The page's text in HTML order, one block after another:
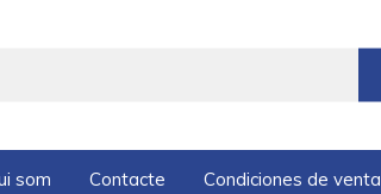
som Contacte Condiciones de venta